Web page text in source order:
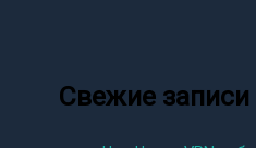
Свежие записи